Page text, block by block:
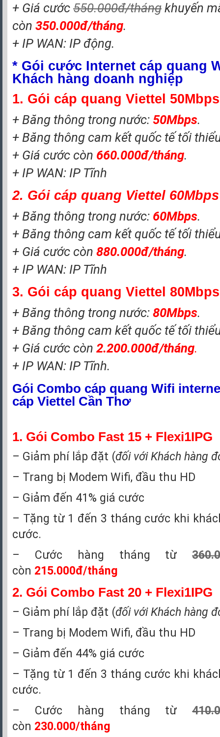
+ Giá cước 550.000đ/tháng khuyến
còn 350.000đ/tháng.
+ IP WAN: IP động.
* Gói cước Internet cáp quang
Khách hàng doanh nghiệp
1. Gói cáp quang Viettel
+ Băng thông trong nước: 50Mbps.
+ Băng thông cam kết quốc tế tối
+ Giá cước còn 660.000đ/tháng.
+ IP WAN: IP Tĩnh
2. Gói cáp quang Viettel
+ Băng thông trong nước: 60Mbps.
+ Băng thông cam kết quốc tế tối
+ Giá cước còn 880.000đ/tháng.
+ IP WAN: IP Tĩnh
3. Gói cáp quang Viettel
+ Băng thông trong nước: 80Mbps.
+ Băng thông cam kết quốc tế tối
+ Giá cước còn 2.200.000đ/tháng.
+ IP WAN: IP Tĩnh.
Gói Combo cáp quang Wifi
cáp Viettel Cần Thơ
1. Gói Combo Fast 15 + Flexi1IPG
– Giảm phí lắp đặt (đối với Khách hàng
– Trang bị Modem Wifi, đầu thu HD
– Giảm đến 41% giá cước
– Tặng từ 1 đến 3 tháng cước khi
cước.
– Cước hàng tháng từ
còn 215.000đ/tháng
2. Gói Combo Fast 20 + Flexi1IPG
– Giảm phí lắp đặt (đối với Khách hàng
– Trang bị Modem Wifi, đầu thu HD
– Giảm đến 44% giá cước
– Tặng từ 1 đến 3 tháng cước khi
cước.
– Cước hàng tháng từ
còn 230.000/tháng